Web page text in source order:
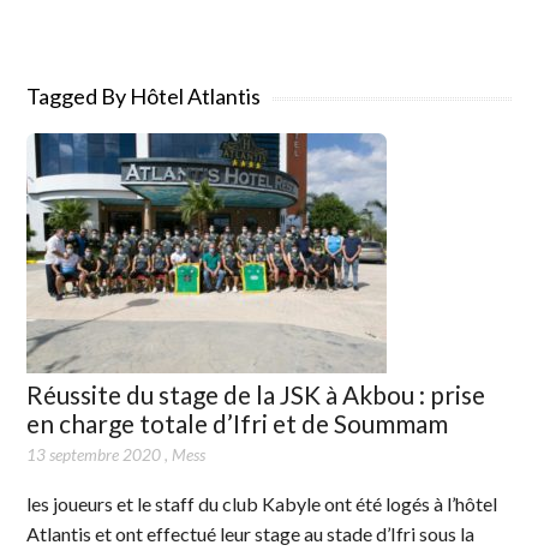
Tagged By Hôtel Atlantis
Réussite du stage de la JSK à Akbou : prise
en charge totale d’Ifri et de Soummam
13 septembre 2020, Mess
les joueurs et le staff du club Kabyle ont été logés à l’hôtel
Atlantis et ont effectué leur stage au stade d’Ifri sous la